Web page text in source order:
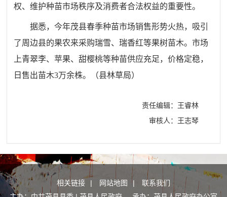
权、维护种苗市场秩序及消费者合法权益的重要性。
据悉，今年茂县春季种苗市场销售形势火热，吸引
了周边县的果农来采购瑞雪、瑞香红等果树苗木。市场
上青翠李、苹果、甜樱桃等种苗供应充足，价格定稳，
日售出苗木3万余株。
（县林草局）
责任编辑：王睿林
审核人：王志琴
相关链接 | 网站地图 |
联系我们